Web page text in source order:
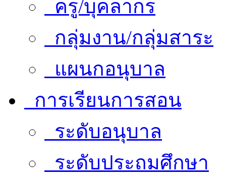
ครู/บุคลากร
กลุ่มงาน/กลุ่มสาระ
แผนกอนุบาล
การเรียนการสอน
ระดับอนุบาล
ระดับประถมศึกษา